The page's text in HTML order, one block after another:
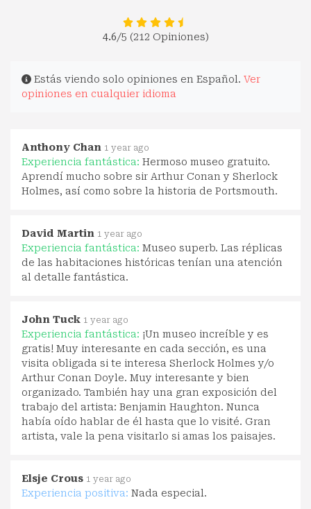
4.6/5 (212 Opiniones)
Estás viendo solo opiniones en Español. Ver
opiniones en cualquier idioma
Anthony Chan 1 year ago
Experiencia fantástica: Hermoso museo gratuito.
Aprendí mucho sobre sir Arthur Conan y Sherlock
Holmes, así como sobre la historia de Portsmouth.
David Martin 1 year ago
Experiencia fantástica: Museo superb. Las réplicas
de las habitaciones históricas tenían una atención
al detalle fantástica.
John Tuck 1 year ago
Experiencia fantástica: ¡Un museo increíble y es
gratis! Muy interesante en cada sección, es una
visita obligada si te interesa Sherlock Holmes y/o
Arthur Conan Doyle. Muy interesante y bien
organizado. También hay una gran exposición del
trabajo del artista: Benjamin Haughton. Nunca
había oído hablar de él hasta que lo visité. Gran
artista, vale la pena visitarlo si amas los paisajes.
Elsje Crous 1 year ago
Experiencia positiva: Nada especial.